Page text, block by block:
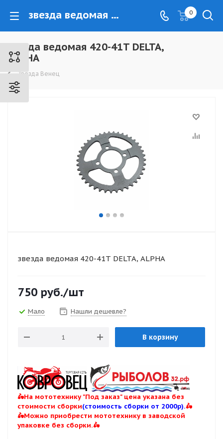
звезда ведомая 420-41T DELTA, ALPHA - www.kovrovec.ru 0
звезда ведомая 420-41T DELTA,
ALPHA
Звезда Венец
звезда ведомая 420-41T DELTA, ALPHA
750 руб./шт
Мало Нашли дешевле?
В корзину
🛵На мототехнику "Под заказ" цена указана без
стоимости сборки(стоимость сборки от 2000р).🛵
🛵Можно приобрести мототехнику в заводской
упаковке без сборки.🛵